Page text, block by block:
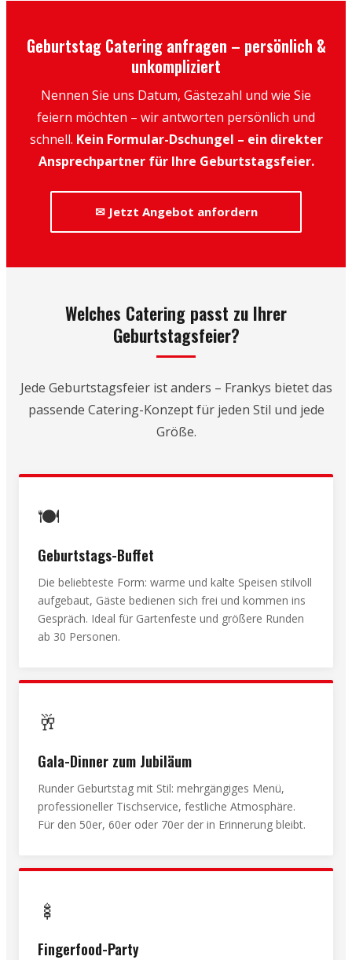
Geburtstag Catering anfragen – persönlich &
unkompliziert
Nennen Sie uns Datum, Gästezahl und wie Sie
feiern möchten – wir antworten persönlich und
schnell. Kein Formular-Dschungel – ein direkter
Ansprechpartner für Ihre Geburtstagsfeier.
✉ Jetzt Angebot anfordern
Welches Catering passt zu Ihrer
Geburtstagsfeier?
Jede Geburtstagsfeier ist anders – Frankys bietet das
passende Catering-Konzept für jeden Stil und jede
Größe.
🍽️
Geburtstags-Buffet
Die beliebteste Form: warme und kalte Speisen stilvoll
aufgebaut, Gäste bedienen sich frei und kommen ins
Gespräch. Ideal für Gartenfeste und größere Runden
ab 30 Personen.
🥂
Gala-Dinner zum Jubiläum
Runder Geburtstag mit Stil: mehrgängiges Menü,
professioneller Tischservice, festliche Atmosphäre.
Für den 50er, 60er oder 70er der in Erinnerung bleibt.
🍢
Fingerfood-Party